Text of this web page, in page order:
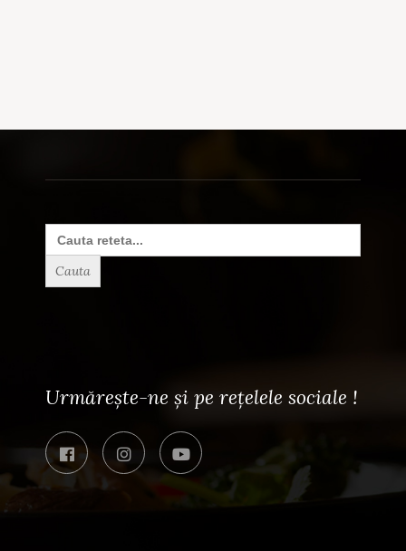
Search
for:
Urmărește-ne și pe rețelele sociale !